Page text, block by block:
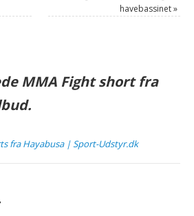
havebassinet»
MMA Fight short fra
fra Hayabusa | Sport-Udstyr.dk